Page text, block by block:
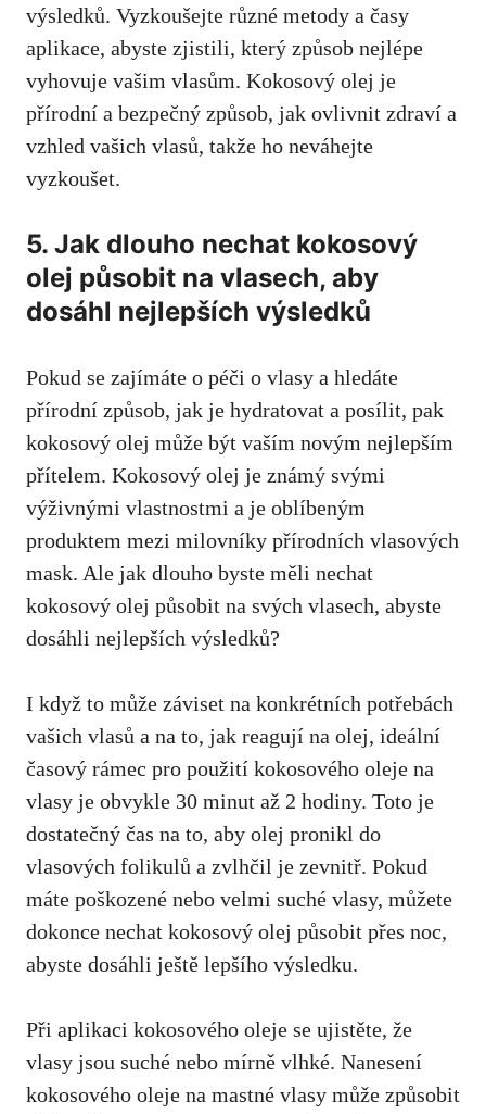
výsledků. Vyzkoušejte různé metody a časy
aplikace, abyste zjistili, který způsob nejlépe
vyhovuje vašim vlasům. Kokosový olej je
přírodní a bezpečný způsob, jak ovlivnit zdraví a
vzhled vašich vlasů, takže ho neváhejte
vyzkoušet.
5. Jak dlouho nechat kokosový
olej působit na vlasech, aby
dosáhl nejlepších výsledků
Pokud se zajímáte o péči o vlasy a hledáte
přírodní způsob, jak je hydratovat a posílit, pak
kokosový olej může být vaším novým nejlepším
přítelem. Kokosový olej je známý svými
výživnými vlastnostmi a je oblíbeným
produktem mezi milovníky přírodních vlasových
mask. Ale jak dlouho byste měli nechat
kokosový olej působit na svých vlasech, abyste
dosáhli nejlepších výsledků?
I když to může záviset na konkrétních potřebách
vašich vlasů a na to, jak reagují na olej, ideální
časový rámec pro použití kokosového oleje na
vlasy je obvykle 30 minut až 2 hodiny. Toto je
dostatečný čas na to, aby olej pronikl do
vlasových folikulů a zvlhčil je zevnitř. Pokud
máte poškozené nebo velmi suché vlasy, můžete
dokonce nechat kokosový olej působit přes noc,
abyste dosáhli ještě lepšího výsledku.
Při aplikaci kokosového oleje se ujistěte, že
vlasy jsou suché nebo mírně vlhké. Nanesení
kokosového oleje na mastné vlasy může způsobit